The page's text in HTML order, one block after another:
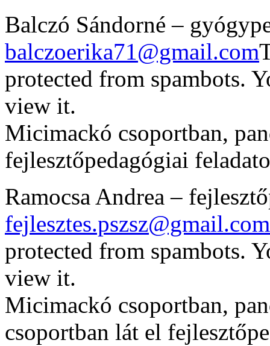
Balczó Sándorné –
balczoerika71@gmail.com
protected from spambots.
view it.
Micimackó csoportban,
fejlesztőpedagógiai
Ramocsa Andrea –
fejlesztes.pszsz@gmail.com
protected from spambots.
view it.
Micimackó csoportban,
csoportban lát el